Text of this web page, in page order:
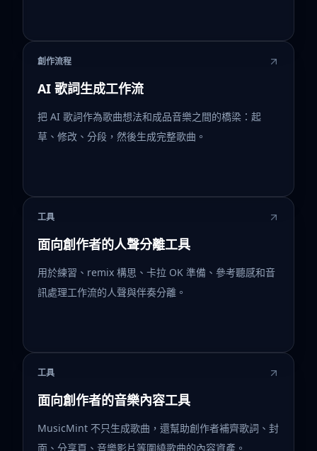
創作流程
AI 歌詞生成工作流
把 AI 歌詞作為歌曲想法和成品音樂之間的橋梁：起
草、修改、分段，然後生成完整歌曲。
工具
面向創作者的人聲分離工具
用於練習、remix 構思、卡拉 OK 準備、參考聽感和音
訊處理工作流的人聲與伴奏分離。
工具
面向創作者的音樂內容工具
MusicMint 不只生成歌曲，還幫助創作者補齊歌詞、封
面、分享頁、音樂影片等圍繞歌曲的內容資產。